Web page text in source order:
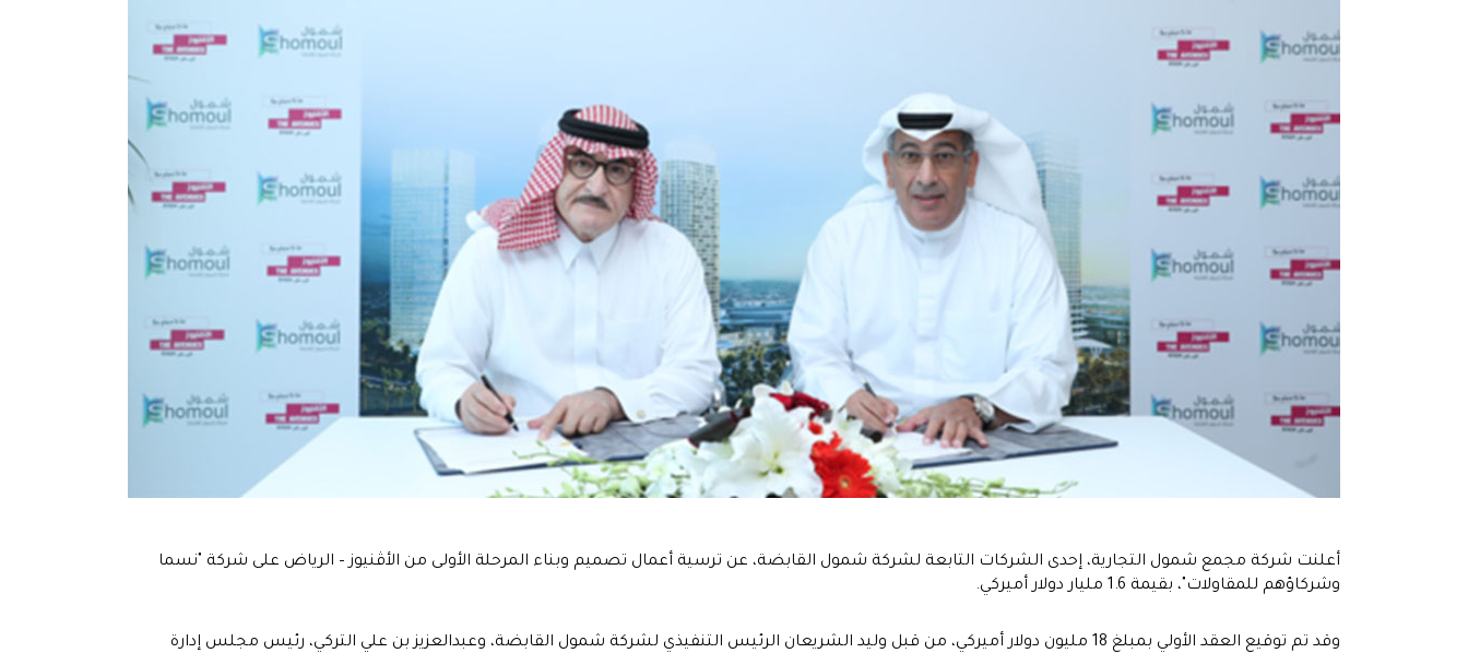
أعلنت شركة مجمع شمول التجارية، إحدى الشركات التابعة لشركة شمول القابضة، عن ترسية أعمال تصميم وبناء المرحلة الأولى من الأڤنيوز – الرياض على شركة "نسما
وشركاؤهم للمقاولات"، بقيمة 1.6 مليار دولار أميركي.
وقد تم توقيع العقد الأولي بمبلغ 18 مليون دولار أميركي، من قبل وليد الشريعان الرئيس التنفيذي لشركة شمول القابضة، وعبدالعزيز بن علي التركي، رئيس مجلس إدارة